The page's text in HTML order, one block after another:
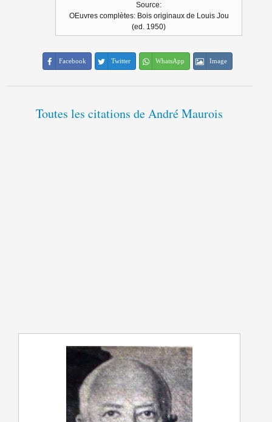
Source:
OEuvres complètes: Bois originaux de Louis Jou
(ed. 1950)
Facebook Twitter WhatsApp Image
Toutes les citations de André Maurois